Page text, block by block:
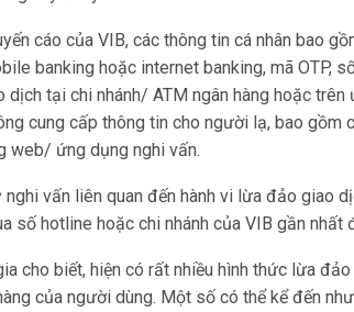
cáo của VIB, các thông tin cá nhân bao
banking hoặc internet banking, mã OTP,
dịch tại chi nhánh/ ATM ngân hàng hoặc
cung cấp thông tin cho người lạ, bao gồm
web/ ứng dụng nghi vấn.
nghi vấn liên quan đến hành vi lừa đảo giao
số hotline hoặc chi nhánh của VIB gần
cho biết, hiện có rất nhiều hình thức lừa
của người dùng. Một số có thể kể đến